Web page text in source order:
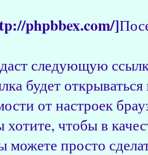
phpbbex.com/]
следующую
будет
от настроек
чтобы в
можете просто